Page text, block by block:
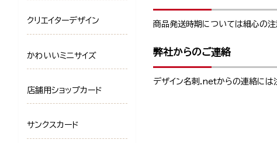
商品発送時期については細心の注
弊社からのご連絡
デザイン名刺.netからの連絡には
クリエイターデザイン
かわいいミニサイズ
店舗用ショップカード
サンクスカード